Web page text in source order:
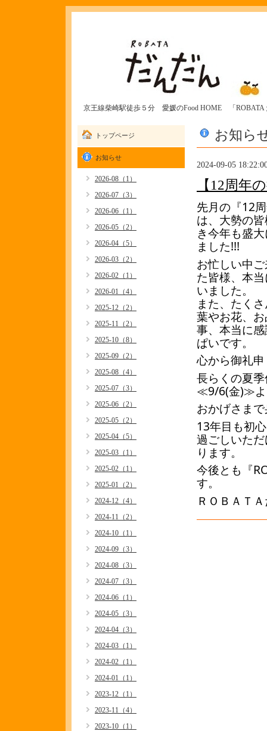
京王線柴崎駅徒歩５分 愛媛のFood HOME 「ROBATA
お知ら
2024-09-05
【12周年
先月の『12
は、大勢の
き今年も盛
ました!!!
お忙しい中
た皆様、本
いました。
また、たく
葉やお花、
事、本当に
ぱいです。
心から御礼
長らくの夏
≪9/6(金)≫よ
おかげさま
13年目も初
過ごしいた
ります。
今後とも『
す。
ＲＯＢＡＴ
トップページ
お知らせ
2026-08（1）
2026-07（3）
2026-06（1）
2026-05（2）
2026-04（5）
2026-03（2）
2026-02（1）
2026-01（4）
2025-12（2）
2025-11（2）
2025-10（8）
2025-09（2）
2025-08（4）
2025-07（3）
2025-06（2）
2025-05（2）
2025-04（5）
2025-03（1）
2025-02（1）
2025-01（2）
2024-12（4）
2024-11（2）
2024-10（1）
2024-09（3）
2024-08（3）
2024-07（3）
2024-06（1）
2024-05（3）
2024-04（3）
2024-03（1）
2024-02（1）
2024-01（1）
2023-12（1）
2023-11（4）
2023-10（1）